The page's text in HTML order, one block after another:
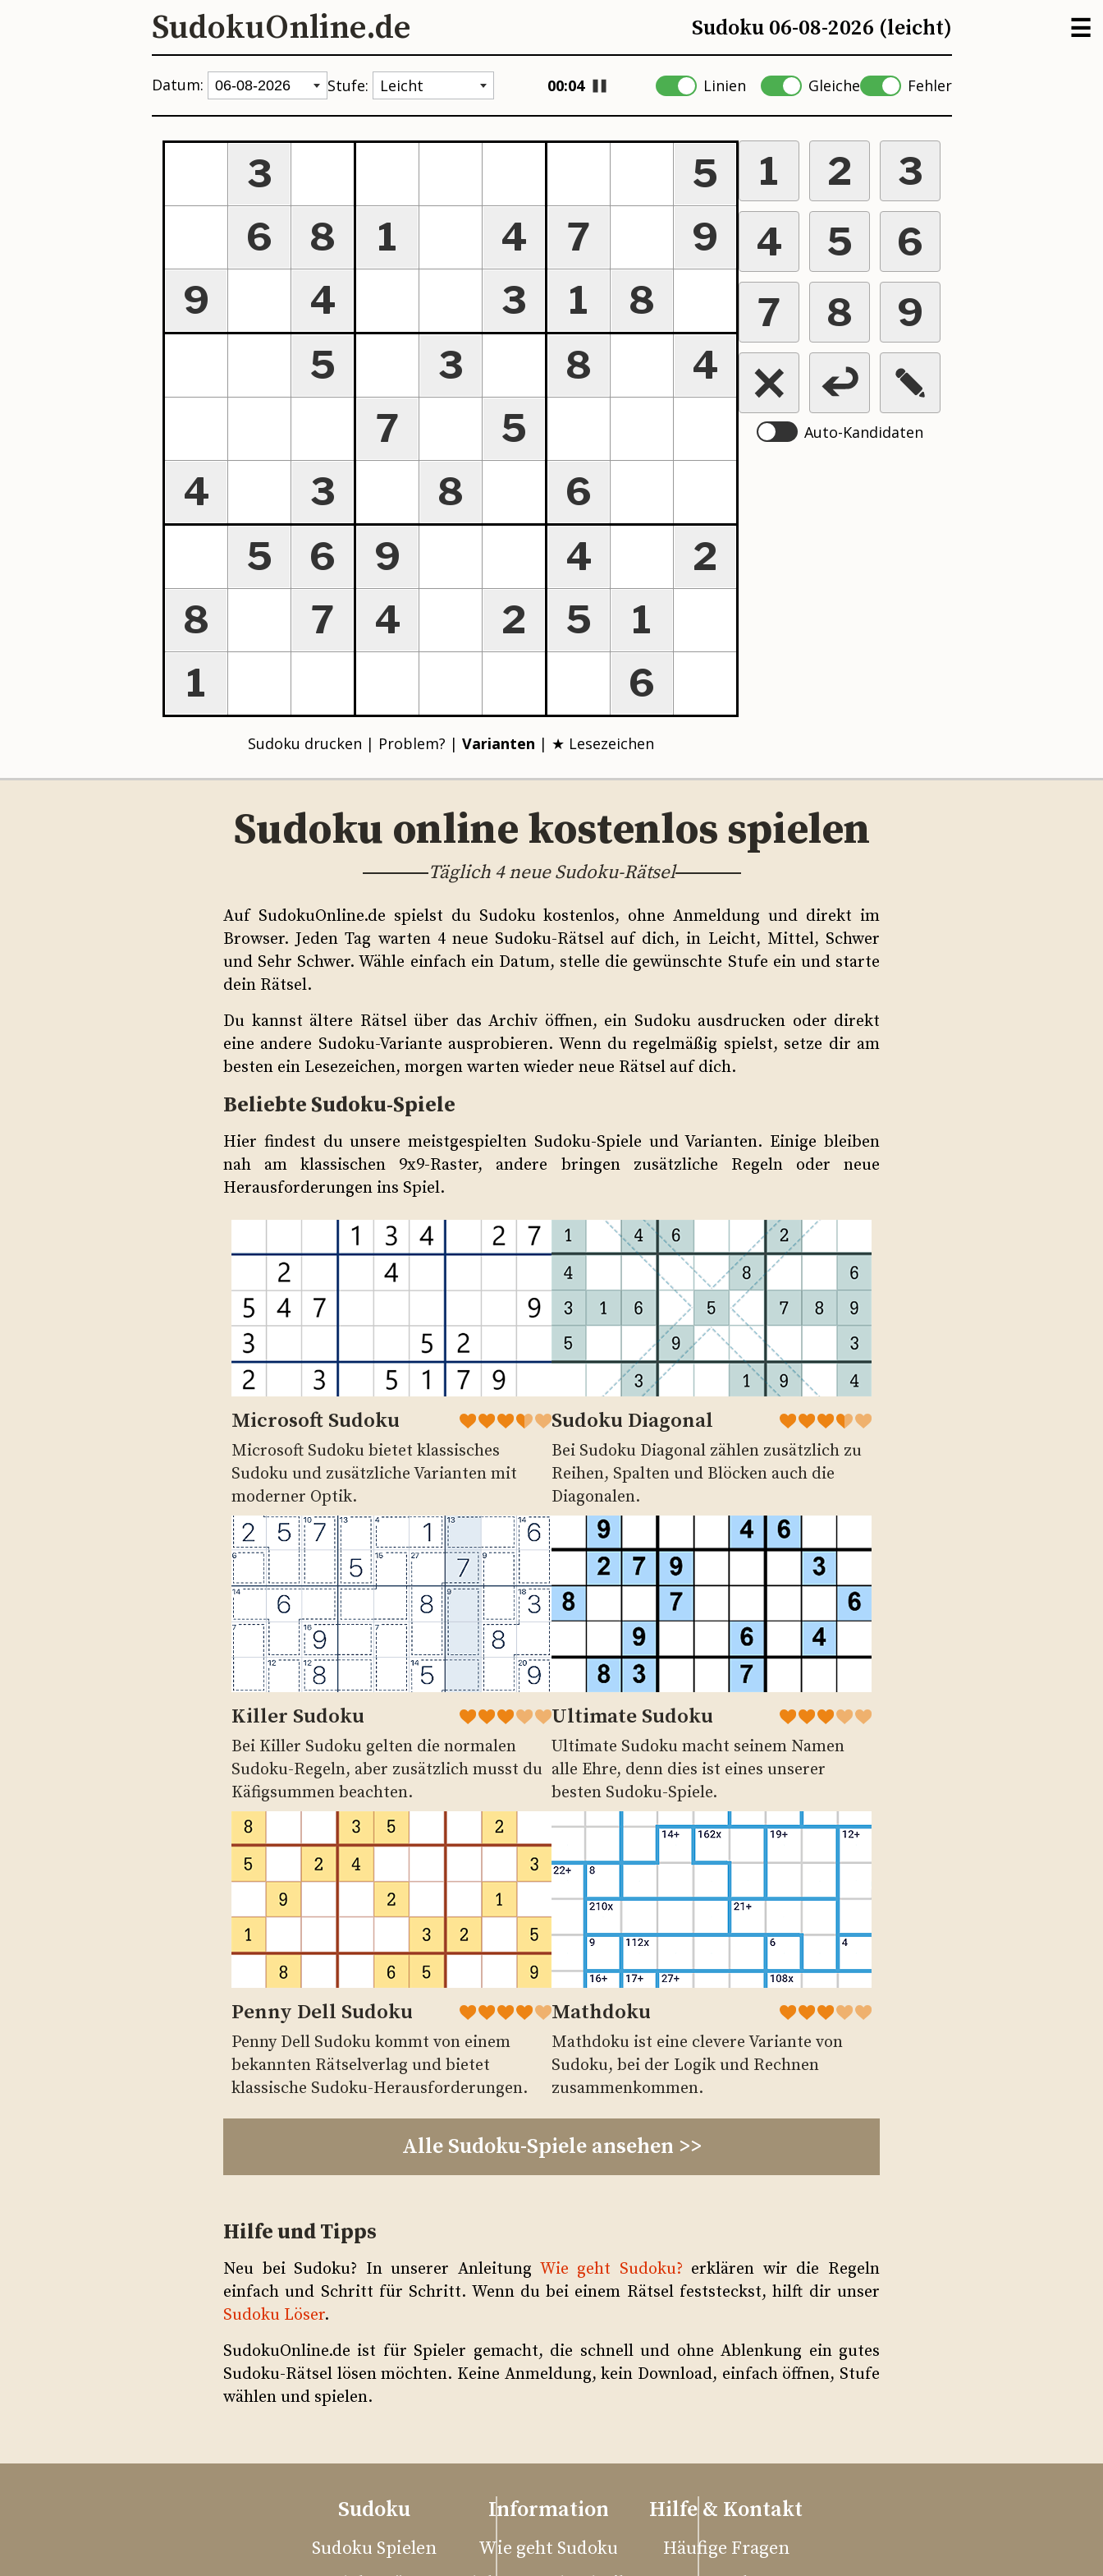
☰
SudokuOnline.de Sudoku 06-08-2026 (leicht)
Datum: Stufe: Leicht 00:05 Linien Gleiche Fehler
Sudoku drucken | Problem? | Varianten | ★ Lesezeichen
1 2
3
4
5
6
7
8 9
Auto-Kandidaten
Sudoku online kostenlos spielen
Täglich 4 neue Sudoku-Rätsel
Auf SudokuOnline.de spielst du Sudoku kostenlos, ohne Anmeldung und direkt im
Browser. Jeden Tag warten 4 neue Sudoku-Rätsel auf dich, in Leicht, Mittel, Schwer
und Sehr Schwer. Wähle einfach ein Datum, stelle die gewünschte Stufe ein und starte
dein Rätsel.
Du kannst ältere Rätsel über das Archiv öffnen, ein Sudoku ausdrucken oder direkt
eine andere Sudoku-Variante ausprobieren. Wenn du regelmäßig spielst, setze dir am
besten ein Lesezeichen, morgen warten wieder neue Rätsel auf dich.
Beliebte Sudoku-Spiele
Hier findest du unsere meistgespielten Sudoku-Spiele und Varianten. Einige bleiben
nah am klassischen 9x9-Raster, andere bringen zusätzliche Regeln oder neue
Herausforderungen ins Spiel.
Microsoft Sudoku
Microsoft Sudoku bietet klassisches
Sudoku und zusätzliche Varianten mit
moderner Optik.
Sudoku Diagonal
Bei Sudoku Diagonal zählen zusätzlich zu
Reihen, Spalten und Blöcken auch die
Diagonalen.
Killer Sudoku
Bei Killer Sudoku gelten die normalen
Sudoku-Regeln, aber zusätzlich musst du
Käfigsummen beachten.
Ultimate Sudoku
Ultimate Sudoku macht seinem Namen
alle Ehre, denn dies ist eines unserer
besten Sudoku-Spiele.
Penny Dell Sudoku
Penny Dell Sudoku kommt von einem
bekannten Rätselverlag und bietet
klassische Sudoku-Herausforderungen.
Mathdoku
Mathdoku ist eine clevere Variante von
Sudoku, bei der Logik und Rechnen
zusammenkommen.
Alle Sudoku-Spiele ansehen >>
Hilfe und Tipps
Neu bei Sudoku? In unserer Anleitung Wie geht Sudoku? erklären wir die Regeln
einfach und Schritt für Schritt. Wenn du bei einem Rätsel feststeckst, hilft dir unser
Sudoku Löser.
SudokuOnline.de ist für Spieler gemacht, die schnell und ohne Ablenkung ein gutes
Sudoku-Rätsel lösen möchten. Keine Anmeldung, kein Download, einfach öffnen, Stufe
wählen und spielen.
Sudoku
Sudoku Spielen
Information
Wie geht Sudoku
Hilfe & Kontakt
Häufige Fragen